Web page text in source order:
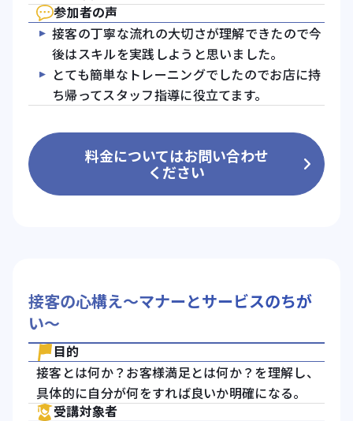
参加者の声
接客の丁寧な流れの大切さが理解できたので今
後はスキルを実践しようと思いました。
とても簡単なトレーニングでしたのでお店に持
ち帰ってスタッフ指導に役立てます。
料金についてはお問い合わせ
ください
接客の心構え～マナーとサービスのちが
い～
目的
接客とは何か？お客様満足とは何か？を理解し、
具体的に自分が何をすれば良いか明確になる。
受講対象者